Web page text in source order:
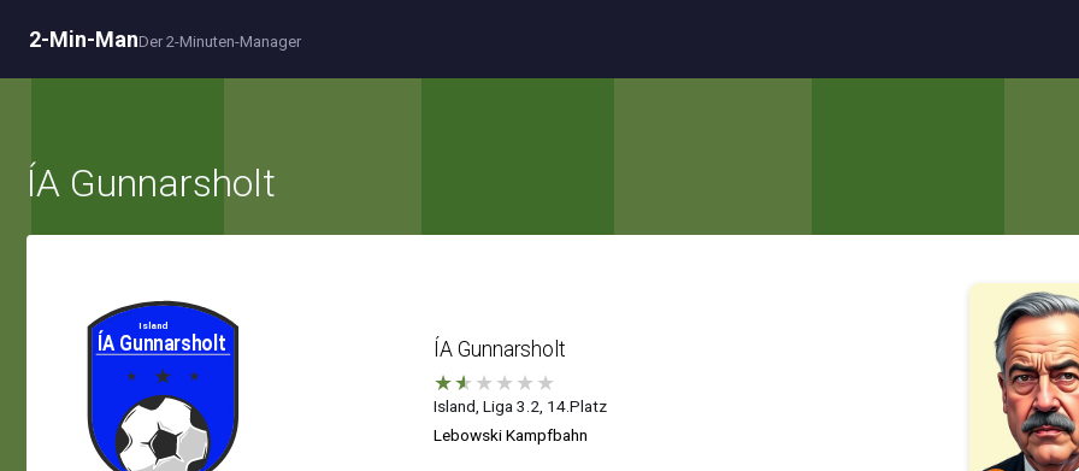
2-Min-ManDer 2-Minuten-Manager
ÍA Gunnarsholt
ÍA Gunnarsholt
★★ ★ ★ ★ ★
Island, Liga 3.2, 14.Platz
Lebowski Kampfbahn